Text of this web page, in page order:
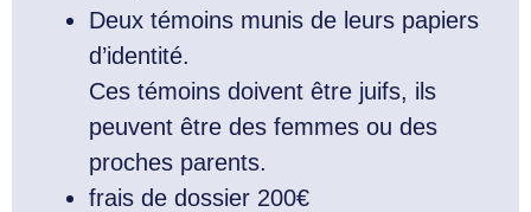
Deux témoins munis de leurs papiers
d’identité.
Ces témoins doivent être juifs, ils
peuvent être des femmes ou des
proches parents.
frais de dossier 200€